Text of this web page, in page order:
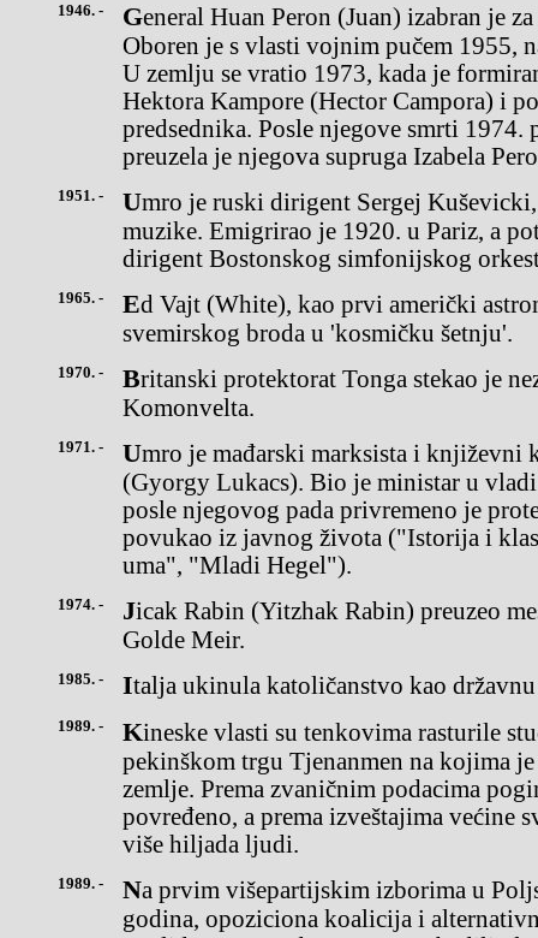
1946. - General Huan Peron (Juan) izabran je za predsednika Argentine.
Oboren je s vlasti vojnim pučem 1955,
U zemlju se vratio 1973, kada je
Hektora Kampore (Hector Campora) i
predsednika. Posle njegove smrti 1974.
preuzela je njegova supruga Izabela
1951. - Umro je ruski dirigent Sergej Kuševicki, neumorni propagator nove
muzike. Emigrirao je 1920. u Pariz, a
dirigent Bostonskog simfonijskog
1965. - Ed Vajt (White), kao prvi američki astronaut, po prvi put izašao van
svemirskog broda u 'kosmičku šetnju'.
1970. - Britanski protektorat Tonga stekao je nezavisnost u okviru
Komonvelta.
1971. - Umro je mađarski marksista i književni kritičar Đerđ Lukač
(Gyorgy Lukacs). Bio je ministar u
posle njegovog pada privremeno je
povukao iz javnog života ("Istorija i
uma", "Mladi Hegel").
1974. - Jicak Rabin (Yitzhak Rabin) preuzeo mesto izraelskog premijera od
Golde Meir.
1985. - Italja ukinula katoličanstvo kao
1989. - Kineske vlasti su tenkovima rasturile studentske demonstracije na
pekinškom trgu Tjenanmen na kojima
zemlje. Prema zvaničnim podacima
povređeno, a prema izveštajima većine
više hiljada ljudi.
1989. - Na prvim višepartijskim izborima u Poljskoj, nakon skoro 50
godina, opoziciona koalicija i